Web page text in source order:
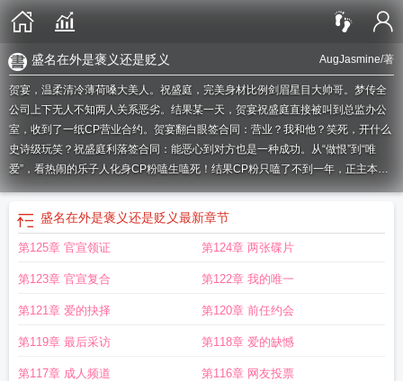
AugJasmine/著
盛名在外是褒义还是贬义
贺宴，温柔清冷薄荷嗓大美人。祝盛庭，完美身材比例剑眉星目大帅哥。梦传全
公司上下无人不知两人关系恶劣。结果某一天，贺宴祝盛庭直接被叫到总监办公
室，收到了一纸CP营业合约。贺宴翻白眼签合同：营业？我和他？笑死，开什么
史诗级玩笑？祝盛庭利落签合同：能恶心到对方也是一种成功。从“做恨”到“唯
爱”，看热闹的乐子人化身CP粉嗑生嗑死！结果CP粉只嗑了不到一年，正主本人
就水灵灵地分道扬镳了。CP粉哭坟整整七年。
——————————————————七年后，某时尚晚会现场，贺宴重新见
到了阔别七年的前任——祝盛庭。看到依旧英俊帅气且谈笑风生的祝盛庭，面无
表情的贺宴在对方经过时毫不留情地像从前那样送了一记白眼。但这回祝盛庭直
沌，爽得翻白眼，只意识到某个人正在紧紧地盯着他，对他说道：“你胸口的这颗
痣我一直记得，我是第一个吻它的人。”第二天，贺宴直接装作无事发生，提起裤
同，合同确认出席的对应嘉宾里，有他唯一的前任。贺宴翻着白眼签合同：恋
综？笑死，狗都不会和前任复合。昔日美帝CP沦落成前任，CP粉不知是该激动
盛名在外是褒义还是贬义最新章节
第125章 官宣领证 第124章 两张碟片
第123章 官宣复合 第122章 我的唯一
第121章 爱的抉择 第120章 前任约会
第119章 最后采访 第118章 爱的缺憾
第117章 成人频道 第116章 网友投票